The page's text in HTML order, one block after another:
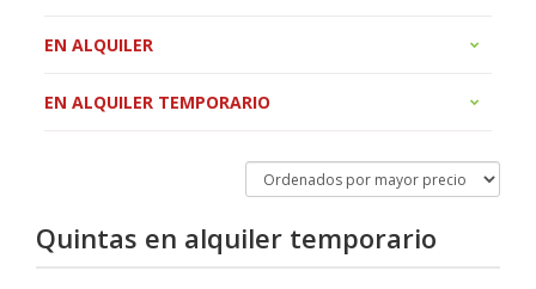
EN ALQUILER
EN ALQUILER TEMPORARIO
Quintas en alquiler temporario